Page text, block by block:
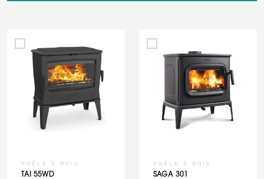
POÊLE À BOIS
TAI 55WD
POÊLE À BOIS
SAGA 301